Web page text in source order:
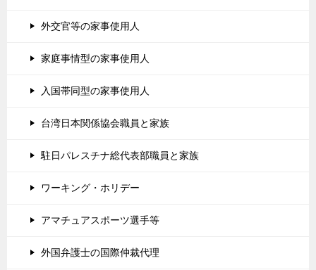
外交官等の家事使用人
家庭事情型の家事使用人
入国帯同型の家事使用人
台湾日本関係協会職員と家族
駐日パレスチナ総代表部職員と家族
ワーキング・ホリデー
アマチュアスポーツ選手等
外国弁護士の国際仲裁代理